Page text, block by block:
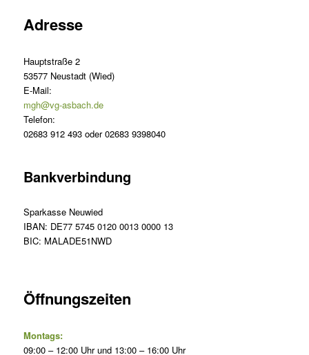
Adresse
Hauptstraße 2
53577 Neustadt (Wied)
E-Mail:
mgh@vg-asbach.de
Telefon:
02683 912 493 oder 02683 9398040
Bankverbindung
Sparkasse Neuwied
IBAN: DE77 5745 0120 0013 0000 13
BIC: MALADE51NWD
Öffnungszeiten
Montags:
09:00 – 12:00 Uhr und 13:00 – 16:00 Uhr